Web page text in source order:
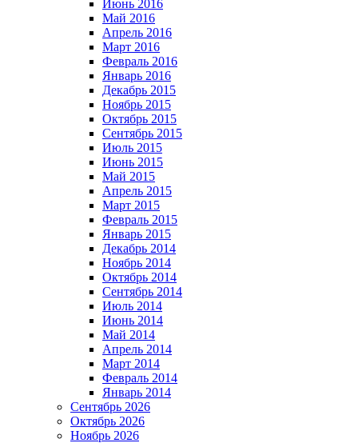
Июнь 2016
Май 2016
Апрель 2016
Март 2016
Февраль 2016
Январь 2016
Декабрь 2015
Ноябрь 2015
Октябрь 2015
Сентябрь 2015
Июль 2015
Июнь 2015
Май 2015
Апрель 2015
Март 2015
Февраль 2015
Январь 2015
Декабрь 2014
Ноябрь 2014
Октябрь 2014
Сентябрь 2014
Июль 2014
Июнь 2014
Май 2014
Апрель 2014
Март 2014
Февраль 2014
Январь 2014
Сентябрь 2026
Октябрь 2026
Ноябрь 2026